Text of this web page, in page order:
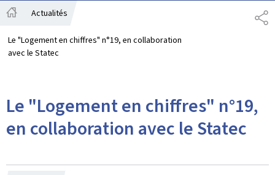
Actualités
Le "Logement en chiffres" n°19, en collaboration
avec le Statec
Le "Logement en chiffres" n°19,
en collaboration avec le Statec